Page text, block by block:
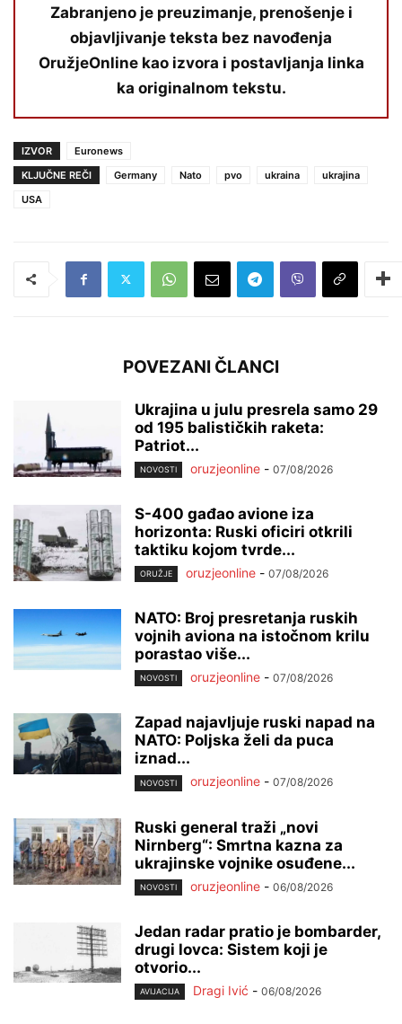
Zabranjeno je preuzimanje, prenošenje i
objavljivanje teksta bez navođenja
OružjeOnline kao izvora i postavljanja linka
ka originalnom tekstu.
IZVOR
Euronews
KLJUČNE REČI
Germany Nato pvo ukraina
ukrajina
USA
POVEZANI ČLANCI
Ukrajina u julu presrela samo 29
od 195 balističkih raketa:
Patriot...
NOVOSTI oruzjeonline - 07/08/2026
S-400 gađao avione iza
horizonta: Ruski oficiri otkrili
taktiku kojom tvrde...
ORUŽJE oruzjeonline - 07/08/2026
NATO: Broj presretanja ruskih
vojnih aviona na istočnom krilu
porastao više...
NOVOSTI oruzjeonline - 07/08/2026
Zapad najavljuje ruski napad na
NATO: Poljska želi da puca
iznad...
NOVOSTI oruzjeonline - 07/08/2026
Ruski general traži „novi
Nirnberg“: Smrtna kazna za
ukrajinske vojnike osuđene...
NOVOSTI oruzjeonline - 06/08/2026
Jedan radar pratio je bombarder,
drugi lovca: Sistem koji je
otvorio...
AVIJACIJA Dragi Ivić - 06/08/2026